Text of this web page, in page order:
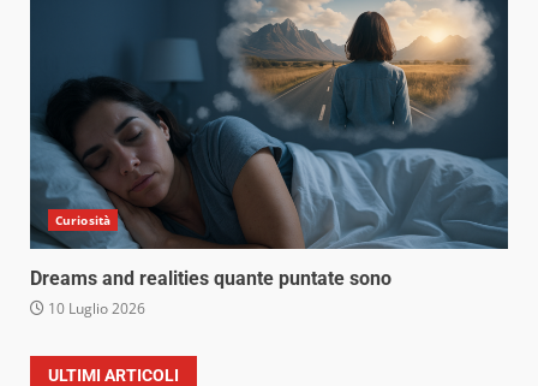
Curiosità
Dreams and realities quante puntate sono
10 Luglio 2026
ULTIMI ARTICOLI